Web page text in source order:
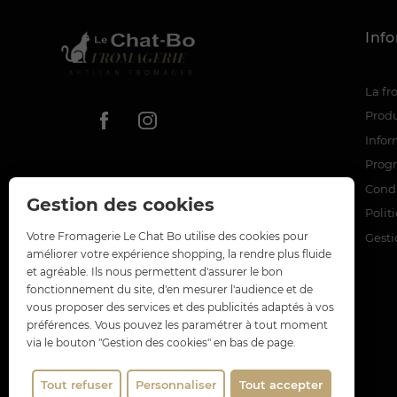
Gestion des cookies
Votre Fromagerie Le Chat Bo utilise des cookies pour
améliorer votre expérience shopping, la rendre plus fluide
et agréable. Ils nous permettent d'assurer le bon
fonctionnement du site, d'en mesurer l'audience et de
vous proposer des services et des publicités adaptés à vos
préférences. Vous pouvez les paramétrer à tout moment
via le bouton "Gestion des cookies" en bas de page.
Tout accepter
Tout refuser Personnaliser
La